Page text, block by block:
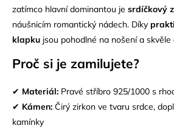
zatímco hlavní dominantou je srdíčkový
náušnicím romantický nádech. Díky
klapku jsou pohodlné na nošení a skvěle
Proč si je zamilujete?
✔ Materiál: Pravé stříbro 925/1000 s
✔ Kámen: Čirý zirkon ve tvaru srdce,
kamínky